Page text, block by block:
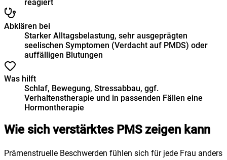
reagiert
Abklären bei
Starker Alltagsbelastung, sehr ausgeprägten
seelischen Symptomen (Verdacht auf PMDS) oder
auffälligen Blutungen
Was hilft
Schlaf, Bewegung, Stressabbau, ggf.
Verhaltenstherapie und in passenden Fällen eine
Hormontherapie
Wie sich verstärktes PMS zeigen kann
Prämenstruelle Beschwerden fühlen sich für jede Frau anders